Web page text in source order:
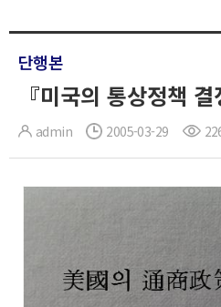
단행본
『미국의 통상정책 결
admin 2005-03-29